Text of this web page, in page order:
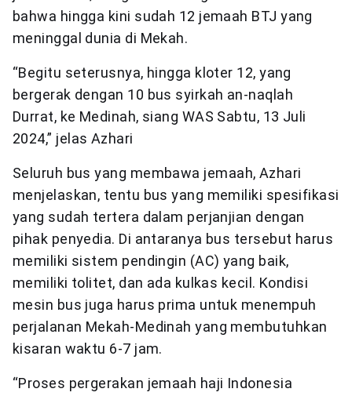
bahwa hingga kini sudah 12 jemaah BTJ yang
meninggal dunia di Mekah.
“Begitu seterusnya, hingga kloter 12, yang
bergerak dengan 10 bus syirkah an-naqlah
Durrat, ke Medinah, siang WAS Sabtu, 13 Juli
2024,” jelas Azhari
Seluruh bus yang membawa jemaah, Azhari
menjelaskan, tentu bus yang memiliki spesifikasi
yang sudah tertera dalam perjanjian dengan
pihak penyedia. Di antaranya bus tersebut harus
memiliki sistem pendingin (AC) yang baik,
memiliki tolitet, dan ada kulkas kecil. Kondisi
mesin bus juga harus prima untuk menempuh
perjalanan Mekah-Medinah yang membutuhkan
kisaran waktu 6-7 jam.
“Proses pergerakan jemaah haji Indonesia